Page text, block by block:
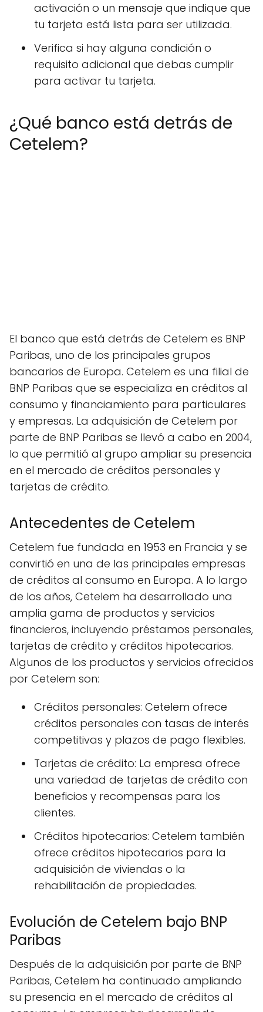
activación o un mensaje que indique que
tu tarjeta está lista para ser utilizada.
Verifica si hay alguna condición o
requisito adicional que debas cumplir
para activar tu tarjeta.
¿Qué banco está detrás de
Cetelem?
El banco que está detrás de Cetelem es BNP
Paribas, uno de los principales grupos
bancarios de Europa. Cetelem es una filial de
BNP Paribas que se especializa en créditos al
consumo y financiamiento para particulares
y empresas. La adquisición de Cetelem por
parte de BNP Paribas se llevó a cabo en 2004,
lo que permitió al grupo ampliar su presencia
en el mercado de créditos personales y
tarjetas de crédito.
Antecedentes de Cetelem
Cetelem fue fundada en 1953 en Francia y se
convirtió en una de las principales empresas
de créditos al consumo en Europa. A lo largo
de los años, Cetelem ha desarrollado una
amplia gama de productos y servicios
financieros, incluyendo préstamos personales,
tarjetas de crédito y créditos hipotecarios.
Algunos de los productos y servicios ofrecidos
por Cetelem son:
Créditos personales: Cetelem ofrece
créditos personales con tasas de interés
competitivas y plazos de pago flexibles.
Tarjetas de crédito: La empresa ofrece
una variedad de tarjetas de crédito con
beneficios y recompensas para los
clientes.
Créditos hipotecarios: Cetelem también
ofrece créditos hipotecarios para la
adquisición de viviendas o la
rehabilitación de propiedades.
Evolución de Cetelem bajo BNP
Paribas
Después de la adquisición por parte de BNP
Paribas, Cetelem ha continuado ampliando
su presencia en el mercado de créditos al